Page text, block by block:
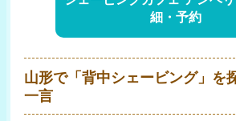
細・予約
山形で「背中シェービング」を
一言